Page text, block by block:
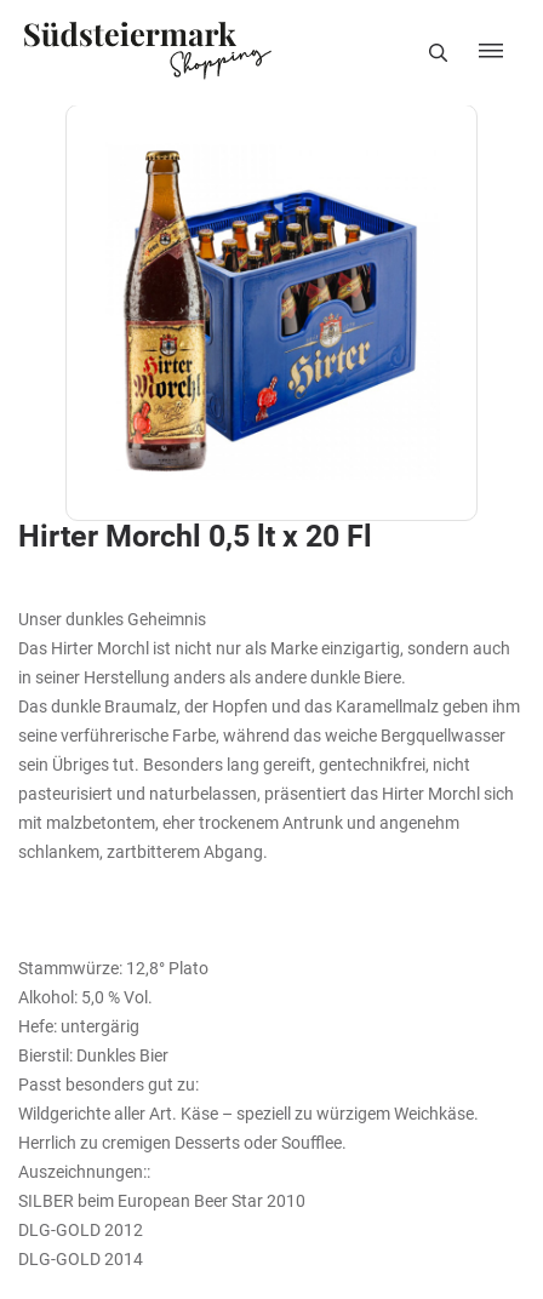
Hirter Morchl 0,5 lt x 20 Fl
Unser dunkles Geheimnis
Das Hirter Morchl ist nicht nur als Marke einzigartig, sondern auch
in seiner Herstellung anders als andere dunkle Biere.
Das dunkle Braumalz, der Hopfen und das Karamellmalz geben ihm
seine verführerische Farbe, während das weiche Bergquellwasser
sein Übriges tut. Besonders lang gereift, gentechnikfrei, nicht
pasteurisiert und naturbelassen, präsentiert das Hirter Morchl sich
mit malzbetontem, eher trockenem Antrunk und angenehm
schlankem, zartbitterem Abgang.
Stammwürze: 12,8° Plato
Alkohol: 5,0 % Vol.
Hefe: untergärig
Bierstil: Dunkles Bier
Passt besonders gut zu:
Wildgerichte aller Art. Käse – speziell zu würzigem Weichkäse.
Herrlich zu cremigen Desserts oder Soufflee.
Auszeichnungen::
SILBER beim European Beer Star 2010
DLG-GOLD 2012
DLG-GOLD 2014